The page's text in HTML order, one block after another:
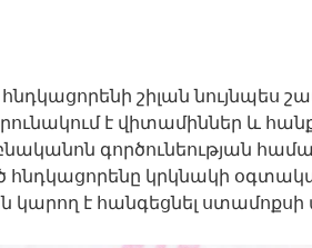
շիլան նույնպես
է վիտամիններ և
գործունեության
հնդկացորենը կրկնակի
կարող է հանգեցնել